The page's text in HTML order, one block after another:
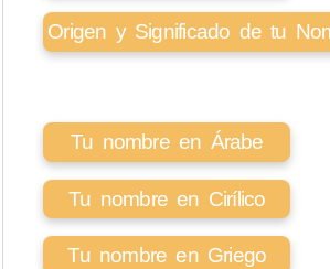
Origen y Significado de tu
Tu nombre en Árabe
Tu nombre en Cirílico
Tu nombre en Griego